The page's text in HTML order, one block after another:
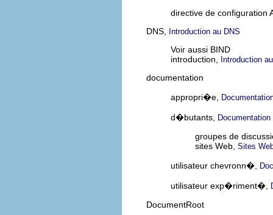
directive de configuration
DNS, Introduction au DNS
Voir aussi BIND
introduction, Introduction
documentation
appropri�e,
d�butants,
groupes de
sites Web, Sites
utilisateur chevronn�,
utilisateur exp�riment�,
DocumentRoot